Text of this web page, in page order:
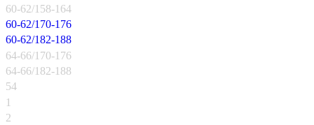
60-62/158-164
60-62/170-176
60-62/182-188
64-66/170-176
64-66/182-188
54
1
2